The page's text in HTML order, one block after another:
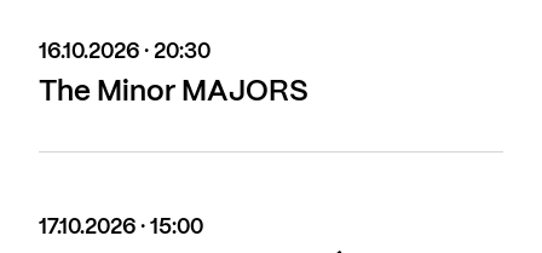
16.10.2026 · 20:30
The Minor MAJORS
17.10.2026 · 15:00